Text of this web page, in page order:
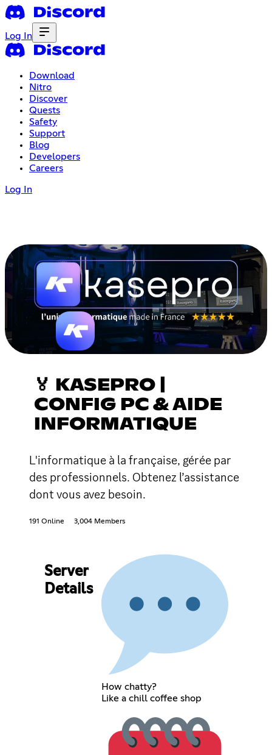
Log In
Download
Nitro
Discover
Quests
Safety
Support
Blog
Developers
Careers
Log In
🏅 KASEPRO |
CONFIG PC & AIDE
INFORMATIQUE
L'informatique à la française, gérée par
des professionnels. Obtenez l’assistance
dont vous avez besoin.
191 Online 3,004 Members
Server
Details
How chatty?
Like a chill coffee shop